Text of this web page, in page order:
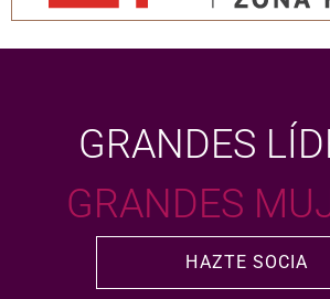
GRANDES
GRANDES
HAZTE SOCIA